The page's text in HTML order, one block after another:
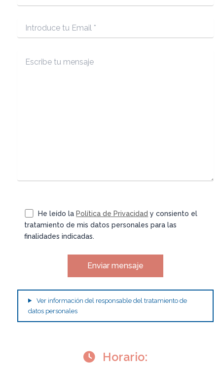
He leído la Política de Privacidad y consiento el
tratamiento de mis datos personales para las
finalidades indicadas.
Ver información del responsable del tratamiento de
datos personales
Horario: